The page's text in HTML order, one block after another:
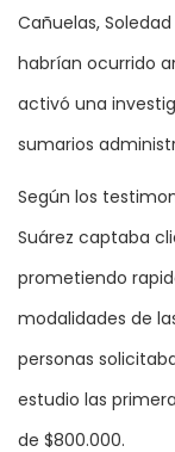
Cañuelas,
habrían ocurrido
activó una
sumarios
Según los
Suárez captaba
prometiendo
modalidades de
personas
estudio las
de $800.000.